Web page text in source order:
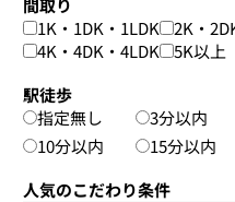
間取り
1K・1DK・1LDK
2K・
4K・4DK・4LDK
5K以上
駅徒歩
指定無し
3分以内
10分以内
15分以内
人気のこだわり条件